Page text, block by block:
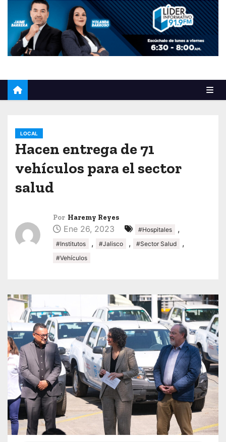
LOCAL
Hacen entrega de 71
vehículos para el sector
salud
Por Haremy Reyes
Ene 26, 2023 #Hospitales ,
#Institutos , #Jalisco , #Sector Salud ,
#Vehículos